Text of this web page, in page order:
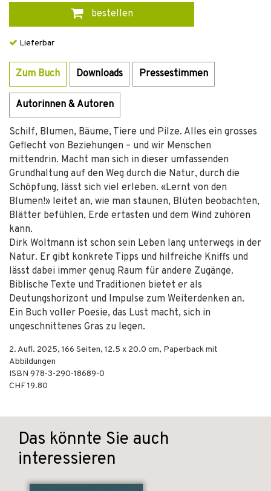
bestellen
Lieferbar
Zum Buch Downloads Pressestimmen
Autorinnen & Autoren
Schilf, Blumen, Bäume, Tiere und Pilze. Alles ein grosses
Geflecht von Beziehungen – und wir Menschen
mittendrin. Macht man sich in dieser umfassenden
Grundhaltung auf den Weg durch die Natur, durch die
Schöpfung, lässt sich viel erleben. «Lernt von den
Blumen!» leitet an, wie man staunen, Blüten beobachten,
Blätter befühlen, Erde ertasten und dem Wind zuhören
kann.
Dirk Woltmann ist schon sein Leben lang unterwegs in der
Natur. Er gibt konkrete Tipps und hilfreiche Kniffs und
lässt dabei immer genug Raum für andere Zugänge.
Biblische Texte und Traditionen bietet er als
Deutungshorizont und Impulse zum Weiterdenken an.
Ein Buch voller Poesie, das Lust macht, sich in
ungeschnittenes Gras zu legen.
2. Aufl. 2025, 166 Seiten, 12.5 x 20.0 cm, Paperback mit
Abbildungen
ISBN 978-3-290-18689-0
CHF 19.80
Das könnte Sie auch
interessieren